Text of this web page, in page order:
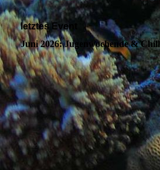
letztes Event
Juni 2026: Jugenwochende &